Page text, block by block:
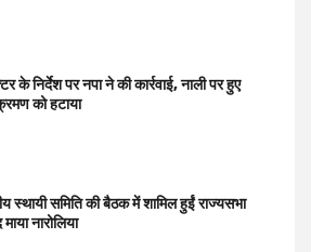
के निर्देश पर नपा ने की कार्रवाई, नाली पर हुए
को हटाया
स्थायी समिति की बैठक में शामिल हुईं राज्यसभा
नारोलिया